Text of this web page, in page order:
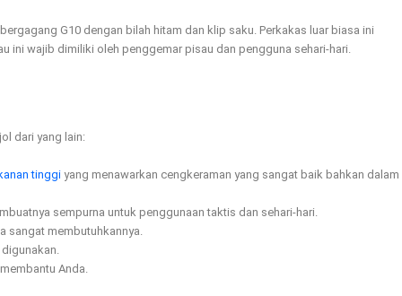
G10 dengan bilah hitam dan klip saku. Perkakas luar biasa ini
ini wajib dimiliki oleh penggemar pisau dan pengguna sehari-hari.
dari yang lain:
tinggi yang menawarkan cengkeraman yang sangat baik bahkan dalam
sempurna untuk penggunaan taktis dan sehari-hari.
sangat membutuhkannya.
Anda.